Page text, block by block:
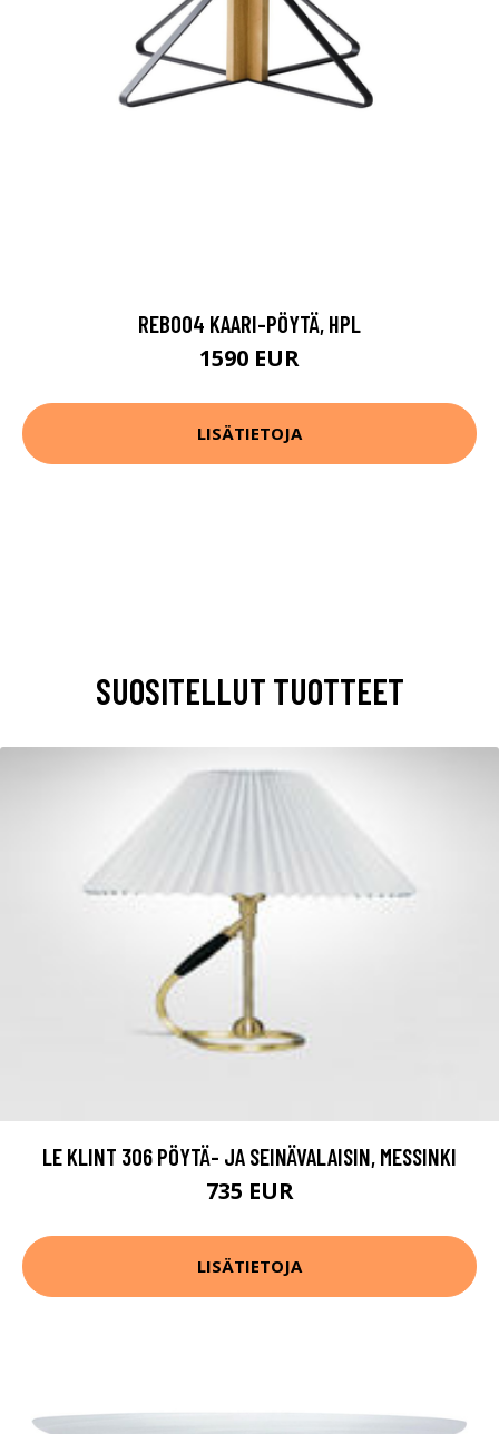
REB004 KAARI-PÖYTÄ, HPL
1590 EUR
LISÄTIETOJA
SUOSITELLUT TUOTTEET
LE KLINT 306 PÖYTÄ- JA SEINÄVALAISIN, MESSINKI
735 EUR
LISÄTIETOJA